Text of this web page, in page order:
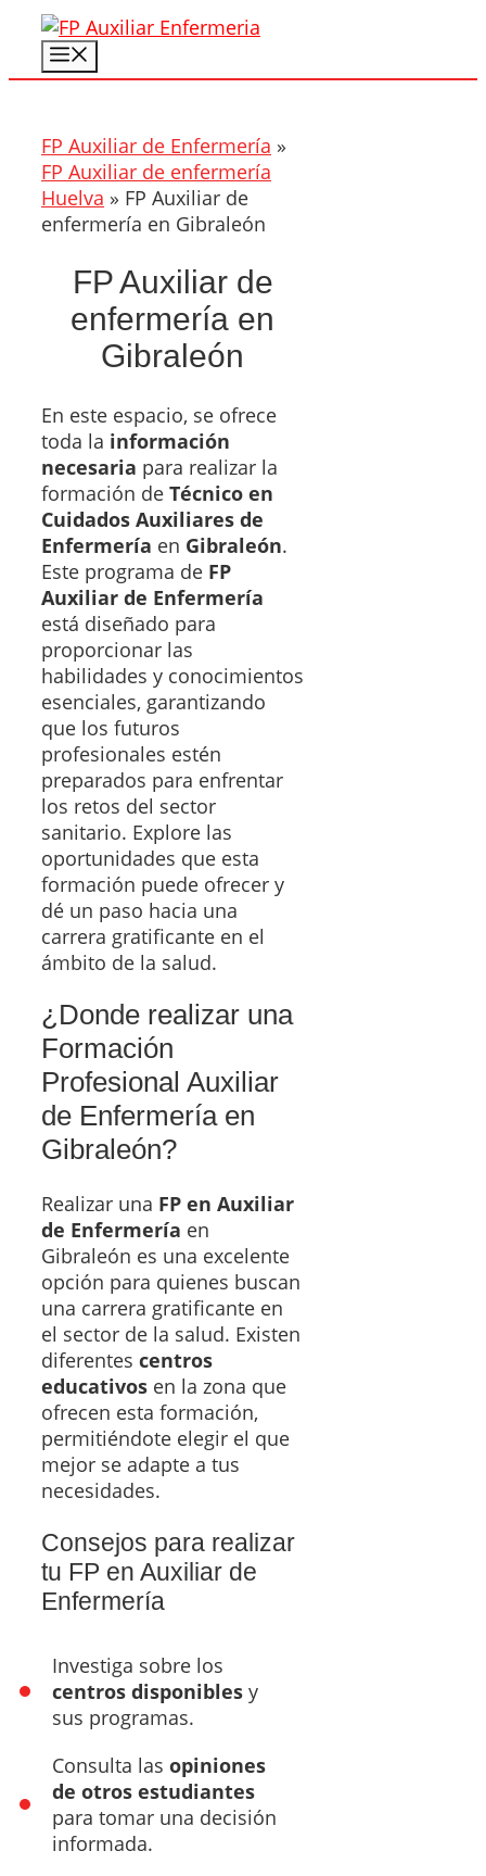
Saltar
contenido
FP Auxiliar de Enfermería »
FP Auxiliar de enfermería
Huelva » FP Auxiliar de
enfermería en Gibraleón
FP Auxiliar de
enfermería en
Gibraleón
En este espacio, se ofrece
toda la información
necesaria para realizar la
formación de Técnico en
Cuidados Auxiliares de
Enfermería en Gibraleón.
Este programa de FP
Auxiliar de Enfermería
está diseñado para
proporcionar las
habilidades y conocimientos
esenciales, garantizando
que los futuros
profesionales estén
preparados para enfrentar
los retos del sector
sanitario. Explore las
oportunidades que esta
formación puede ofrecer y
dé un paso hacia una
carrera gratificante en el
ámbito de la salud.
¿Donde realizar una
Formación
Profesional Auxiliar
de Enfermería en
Gibraleón?
Realizar una FP en Auxiliar
de Enfermería en
Gibraleón es una excelente
opción para quienes buscan
una carrera gratificante en
el sector de la salud. Existen
diferentes centros
educativos en la zona que
ofrecen esta formación,
permitiéndote elegir el que
mejor se adapte a tus
necesidades.
Consejos para realizar
tu FP en Auxiliar de
Enfermería
Investiga sobre los
centros disponibles y
sus programas.
Consulta las opiniones
de otros estudiantes
para tomar una decisión
informada.